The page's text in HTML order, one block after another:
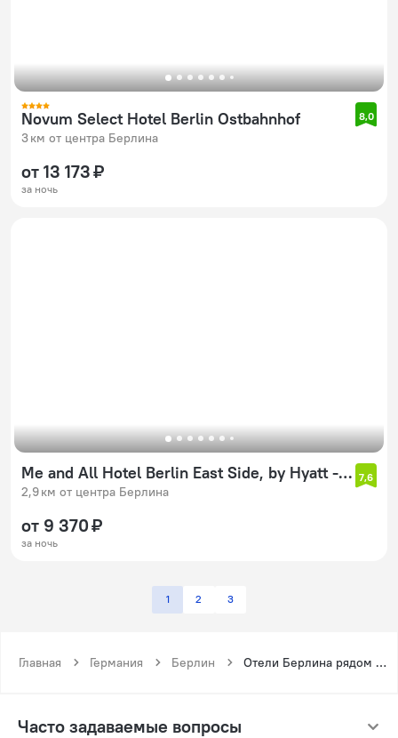
Novum Select Hotel Berlin Ostbahnhof
3 км от центра Берлина
8,0
от 13 173 ₽
за ночь
Me and All Hotel Berlin East Side, by Hyatt - NEW OPENING
2,9 км от центра Берлина
7,6
от 9 370 ₽
за ночь
1 2 3
Главная Германия Берлин Отели Берлина рядом с метро Остбанхоф
Часто задаваемые вопросы